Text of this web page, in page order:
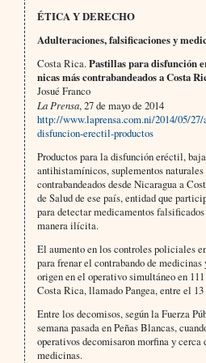
ÉTICA Y DERECHO
Adulteraciones, falsificaciones y
Costa Rica.Pastillas para disfunción
nicas más contrabandeados a Costa
Josué Franco
La Prensa, 27 de mayo de 2014
http://www.laprensa.com.ni/2014/05/
disfuncion-erectil-productos
Productos para la disfunción eréctil,
antihistamínicos, suplementos
contrabandeados desde Nicaragua a
de Salud de ese país, entidad que
para detectar medicamentos
manera ilícita.
El aumento en los controles policiales
para frenar el contrabando de medicinas
origen en el operativo simultáneo en
Costa Rica, llamado Pangea, entre el 13
Entre los decomisos, según la Fuerza
semana pasada en Peñas Blancas,
operativos decomisaron morfina y cerca
medicinas.